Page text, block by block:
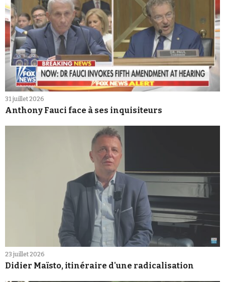
31 juillet 2026
Anthony Fauci face à ses inquisiteurs
23 juillet 2026
Didier Maïsto, itinéraire d'une radicalisation